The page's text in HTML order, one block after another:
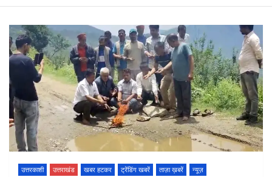
उत्तरकाशी उत्तराखंड खबर हटकर ट्रेंडिंग खबरें ताज़ा ख़बरें
न्यूज़